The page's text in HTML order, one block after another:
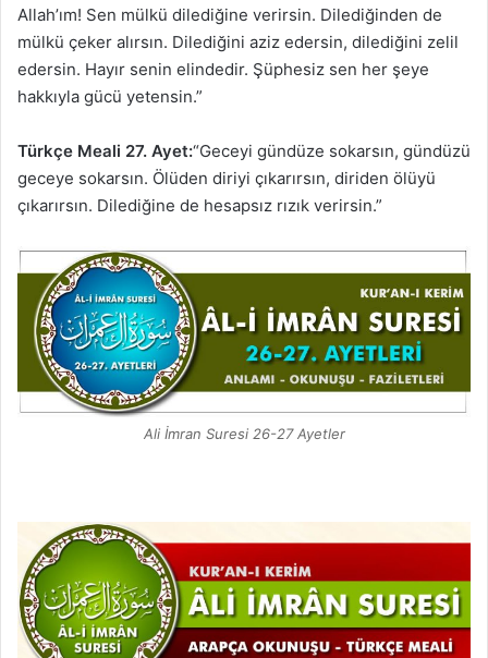
Allah’ım! Sen mülkü dilediğine verirsin. Dilediğinden de
mülkü çeker alırsın. Dilediğini aziz edersin, dilediğini zelil
edersin. Hayır senin elindedir. Şüphesiz sen her şeye
hakkıyla gücü yetensin.”
Türkçe Meali 27. Ayet:“Geceyi gündüze sokarsın, gündüzü
geceye sokarsın. Ölüden diriyi çıkarırsın, diriden ölüyü
çıkarırsın. Dilediğine de hesapsız rızık verirsin.”
Ali İmran Suresi 26-27 Ayetler